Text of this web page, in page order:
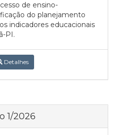
de ensino-
do planejamento
indicadores educacionais
PI.
Detalhes
1/2026